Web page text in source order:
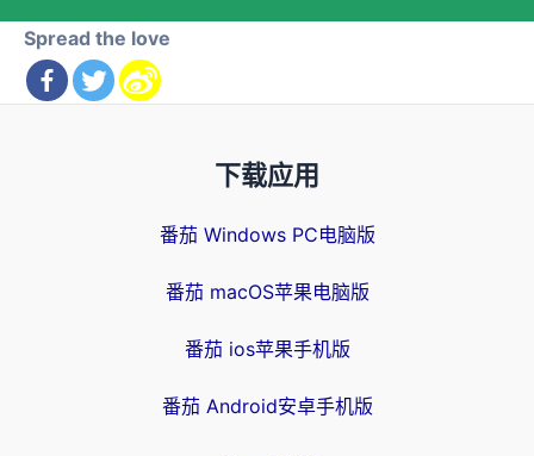
Spread the love
下载应用
番茄 Windows PC电脑版
番茄 macOS苹果电脑版
番茄 ios苹果手机版
番茄 Android安卓手机版